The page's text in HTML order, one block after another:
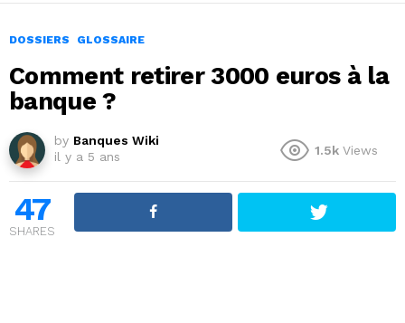
DOSSIERS GLOSSAIRE
Comment retirer 3000 euros à la
banque ?
by Banques Wiki
il y a 5 ans
1.5k Views
47
SHARES